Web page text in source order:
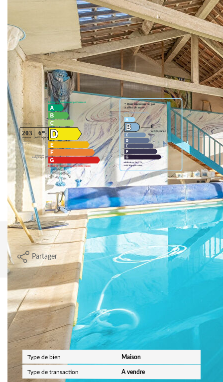
spacieuse, prête à être habitée immédiatement.
** Honoraires à la charge du vendeur
Nos honoraires Nous contacter
Diagnostics énergétiques
Montant estimé des dépenses annuelles d'énergie pour un
usage standard entre 4640€ et 6360€. Pour la date de
référence 01/01/2021.
Imprimer
Partager
Calculer mon budget
Caractéristiques détaillées
Général
Type de bien Maison
Type de transaction A vendre